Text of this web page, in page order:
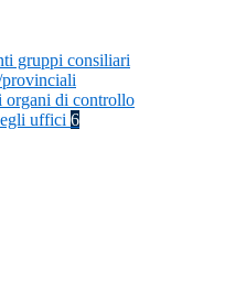
gruppi consiliari
organi di controllo
uffici 6